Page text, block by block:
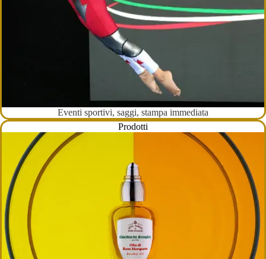
Eventi sportivi, saggi, stampa immediata
Prodotti